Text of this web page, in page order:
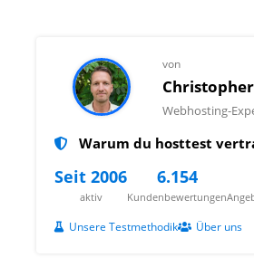
von
Webhosting-
Warum du hosttest
Seit 2006
aktiv
6.154
Kundenbewertungen
Unsere Testmethodik Über uns